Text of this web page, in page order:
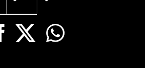
X Whatsapp